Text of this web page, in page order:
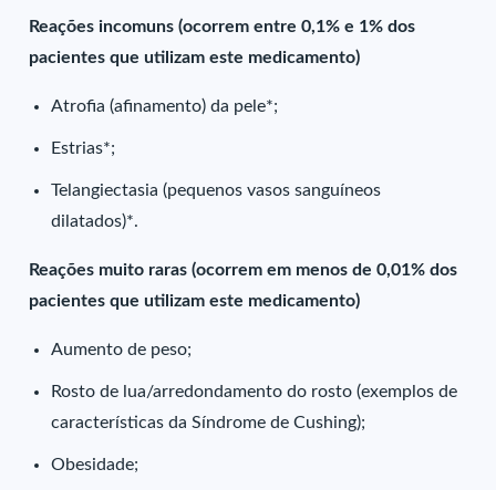
Reações incomuns (ocorrem entre 0,1% e 1% dos
pacientes que utilizam este medicamento)
Atrofia (afinamento) da pele*;
Estrias*;
Telangiectasia (pequenos vasos sanguíneos
dilatados)*.
Reações muito raras (ocorrem em menos de 0,01% dos
pacientes que utilizam este medicamento)
Aumento de peso;
Rosto de lua/arredondamento do rosto (exemplos de
características da Síndrome de Cushing);
Obesidade;